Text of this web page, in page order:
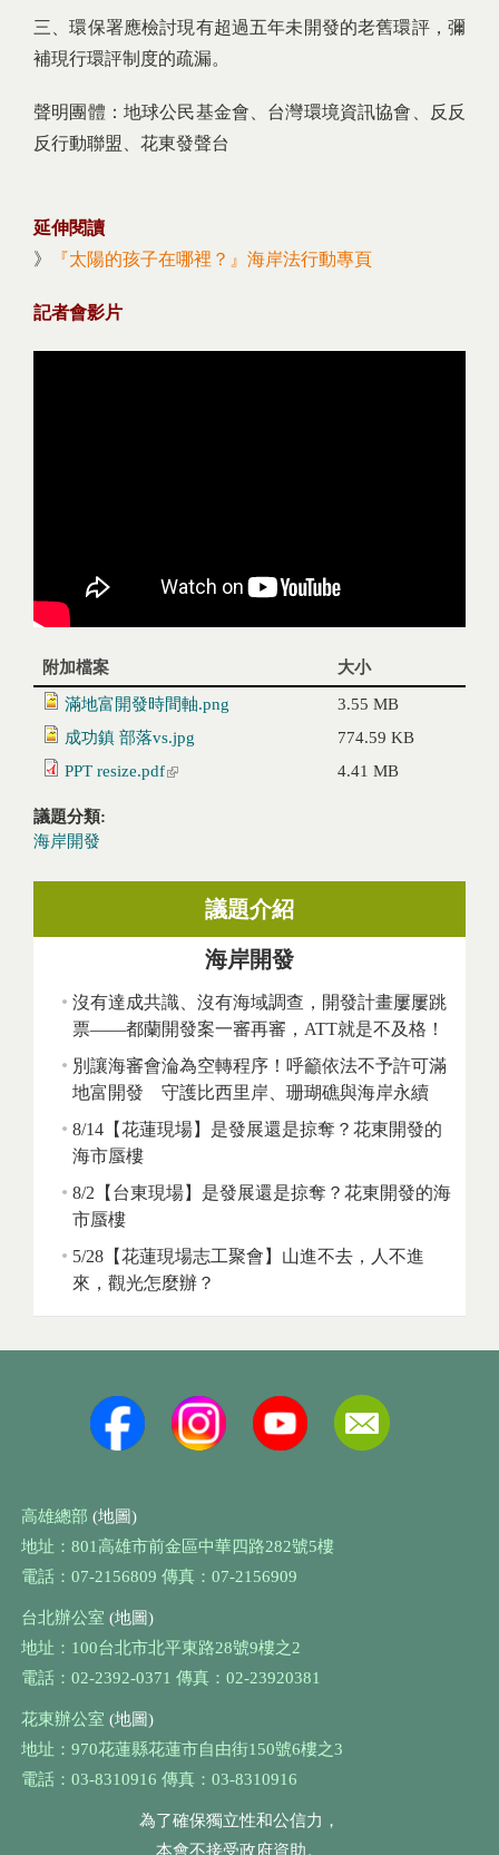
三、環保署應檢討現有超過五年未開發的老舊環評，彌
補現行環評制度的疏漏。
聲明團體：地球公民基金會、台灣環境資訊協會、反反
反行動聯盟、花東發聲台
延伸閱讀
》
『太陽的孩子在哪裡？』海岸法行動專頁
記者會影片
附加檔案 大小
滿地富開發時間軸.png
3.55 MB
成功鎮 部落vs.jpg
774.59 KB
PPT resize.pdf(link is external) 4.41 MB
議題分類:
海岸開發
議題介紹
海岸開發
沒有達成共識、沒有海域調查，開發計畫屢屢跳
票——都蘭開發案一審再審，ATT就是不及格！
別讓海審會淪為空轉程序！呼籲依法不予許可滿
地富開發 守護比西里岸、珊瑚礁與海岸永續
8/14【花蓮現場】是發展還是掠奪？花東開發的
海市蜃樓
8/2【台東現場】是發展還是掠奪？花東開發的海
市蜃樓
5/28【花蓮現場志工聚會】山進不去，人不進
來，觀光怎麼辦？
高雄總部 (地圖)
地址：801高雄市前金區中華四路282號5樓
電話：07-2156809 傳真：07-2156909
台北辦公室 (地圖)
地址：100台北市北平東路28號9樓之2
電話：02-2392-0371 傳真：02-23920381
花東辦公室 (地圖)
地址：970花蓮縣花蓮市自由街150號6樓之3
電話：03-8310916 傳真：03-8310916
為了確保獨立性和公信力，
本會不接受政府資助。